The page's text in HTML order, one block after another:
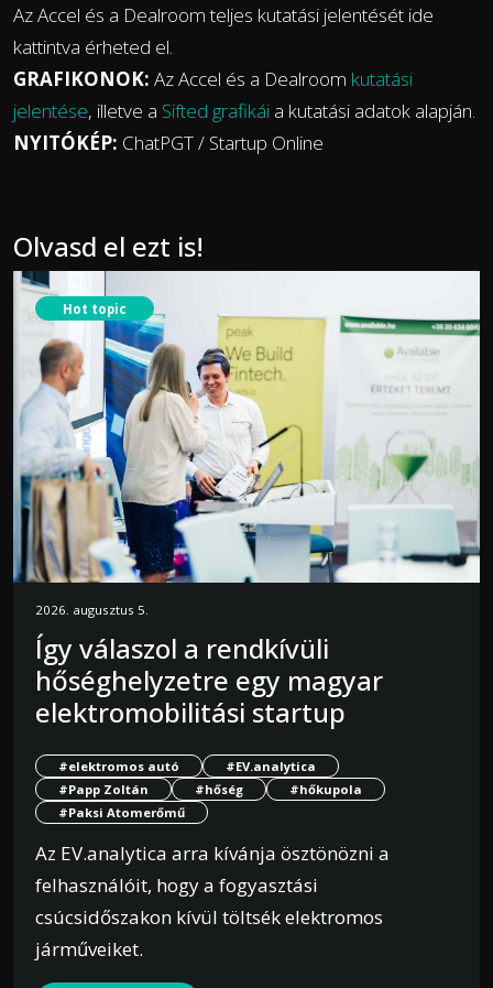
Az Accel és a Dealroom teljes kutatási jelentését ide
kattintva érheted el.
GRAFIKONOK: Az Accel és a Dealroom kutatási
jelentése, illetve a Sifted grafikái a kutatási adatok alapján.
NYITÓKÉP: ChatPGT / Startup Online
Olvasd el ezt is!
Hot topic
2026. augusztus 5.
Így válaszol a rendkívüli
hőséghelyzetre egy magyar
elektromobilitási startup
#elektromos autó
#EV.analytica
#Papp Zoltán
#hőség
#hőkupola
#Paksi Atomerőmű
Az EV.analytica arra kívánja ösztönözni a
felhasználóit, hogy a fogyasztási
csúcsidőszakon kívül töltsék elektromos
járműveiket.